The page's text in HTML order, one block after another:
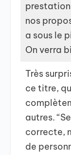
nos
a sous le
On verra
Très
ce titre,
autres.
correcte,
de